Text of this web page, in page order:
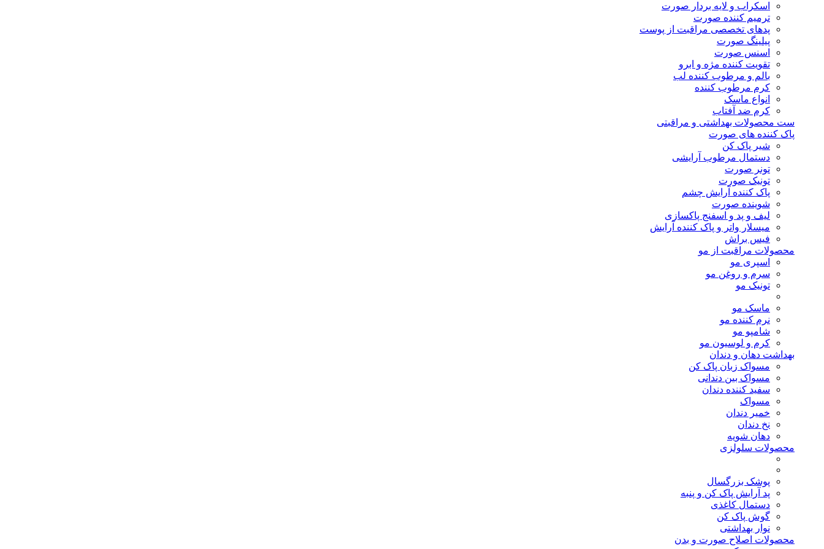
اسکراب و لایه بردار صورت
ترمیم کننده صورت
پدهای تخصصی مراقبت از پوست
پیلینگ صورت
اسنس صورت
تقویت کننده مژه و ابرو
بالم و مرطوب کننده لب
کرم مرطوب کننده
انواع ماسک
کرم ضد آفتاب
ست محصولات بهداشتی و مراقبتی
پاک کننده های صورت
شیر پاک کن
دستمال مرطوب آرایشی
تونر صورت
تونیک صورت
پاک کننده آرایش چشم
شوینده صورت
لیف و پد و اسفنج پاکسازی
میسلار واتر و پاک کننده آرایش
فیس براش
محصولات مراقبت از مو
اسپری مو
سرم و روغن مو
تونیک مو
ماسک مو
نرم کننده مو
شامپو مو
کرم و لوسیون مو
بهداشت دهان و دندان
مسواک زبان پاک کن
مسواک بین دندانی
سفید کننده دندان
مسواک
خمیر دندان
نخ دندان
دهان شویه
محصولات سلولزی
پوشک بزرگسال
پد آرایش پاک کن و پنبه
دستمال کاغذی
گوش پاک کن
نوار بهداشتی
محصولات اصلاح صورت و بدن